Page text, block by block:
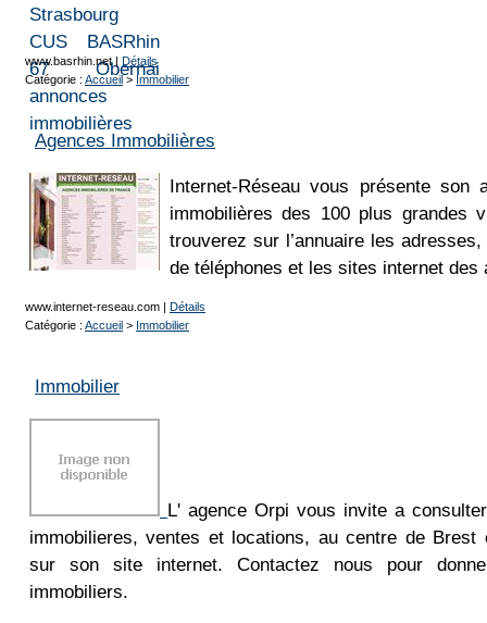
www.basrhin.net| Détails
Catégorie : Accueil> Immobilier
Agences Immobilières
Internet-Réseau vous présente son
immobilières des 100 plus grandes
trouverez sur l’annuaire les
de téléphones et les sites internet des
www.internet-reseau.com | Détails
Catégorie : Accueil > Immobilier
Immobilier
L' agence Orpi vous invite a
immobilieres, ventes et locations, au centre de Brest
sur son site internet. Contactez nous pour
immobiliers.